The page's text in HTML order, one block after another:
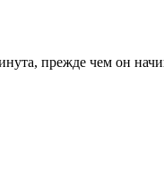
прежде чем он